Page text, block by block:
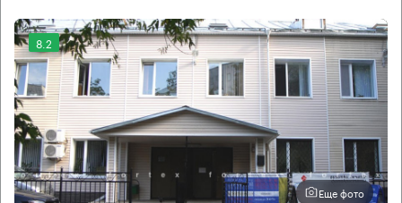
8.2
Еще фото